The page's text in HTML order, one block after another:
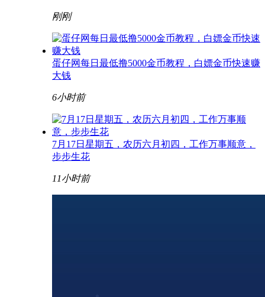
刚刚
蛋仔网每日最低撸5000金币教程，白嫖金币快速赚
大钱
6小时前
7月17日星期五，农历六月初四，工作万事顺意，
步步生花
11小时前